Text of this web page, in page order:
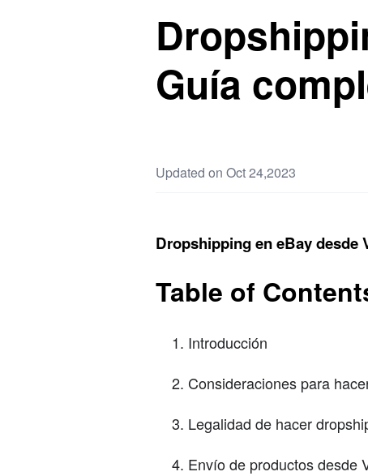
Guía
Updated on Oct 24,2023
Dropshipping en eBay desde
Table of
Introducción
Consideraciones para
Legalidad de hacer
Envío de productos desde